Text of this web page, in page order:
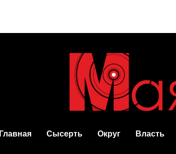
Главная Сысерть Округ Власть